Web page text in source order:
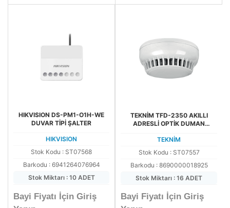
HIKVISION DS-PM1-O1H-WE
DUVAR TİPİ ŞALTER
HIKVISION
Stok Kodu : ST07568
Barkodu : 6941264076964
Stok Miktarı : 10 ADET
Bayi Fiyatı İçin Giriş
TEKNİM TFD-2350 AKILLI
ADRESLİ OPTİK DUMAN
TEKNİM
Stok Kodu : ST07557
Barkodu : 8690000018925
Stok Miktarı : 16 ADET
Bayi Fiyatı İçin Giriş